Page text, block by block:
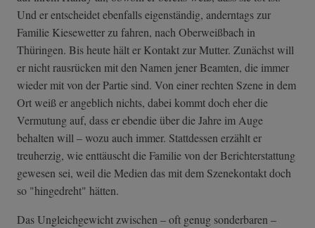
Und er entscheidet ebenfalls eigenständig, anderntags zur
Familie Kiesewetter zu fahren, nach Oberweißbach in
Thüringen. Bis heute hält er Kontakt zur Mutter. Zunächst will
er nicht rausrücken mit den Namen jener Beamten, die immer
wieder mit von der Partie sind. Von einer rechten Szene in dem
Ort weiß er angeblich nichts, dabei kommt doch eher die
Vermutung auf, dass er ebendie über die Jahre im Auge
behalten will – wozu auch immer. Stattdessen erzählt er
treuherzig, wie enttäuscht die Familie von der Berichterstattung
gewesen sei, weil die Medien das mit dem Szenekontakt doch
so "hingedreht" hätten.
Das Ungleichgewicht zwischen – oft genug sonderbaren –